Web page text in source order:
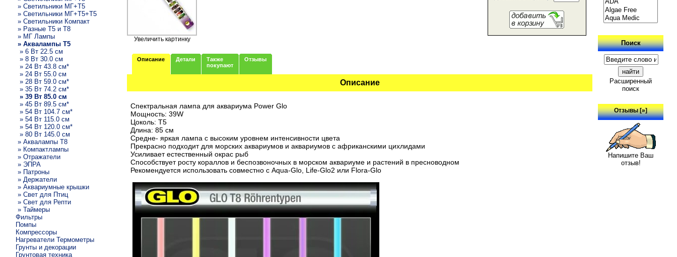
» Светильники МГ+T5
» Светильники МГ+T5+T5
» Светильники Компакт
» Разные T5 и T8
» МГ Лампы
» Аквалампы T5
» 6 Вт 22.5 см
» 8 Вт 30.0 см
» 24 Вт 43.8 см*
» 24 Вт 55.0 см
» 28 Вт 59.0 см*
» 35 Вт 74.2 см*
» 39 Вт 85.0 см
» 45 Вт 89.5 см*
» 54 Вт 104.7 см*
» 54 Вт 115.0 см
» 54 Вт 120.0 см*
» 80 Вт 145.0 см
» Аквалампы T8
» Компактлампы
» Отражатели
» ЭПРА
» Патроны
» Держатели
» Аквариумные крышки
» Свет для Птиц
» Свет для Репти
» Таймеры
Фильтры
Помпы
Компрессоры
Нагреватели Термометры
Грунты и декорации
Грунтовая техника
Увеличить картинку
Описание Детали
Также
покупают
Отзывы
Описание
Спектральная лампа для аквариума Power Glo
Мощность: 39W
Цоколь: Т5
Длина: 85 см
Средне- яркая лампа с высоким уровнем интенсивности цвета
Прекрасно подходит для морских аквариумов и аквариумов с африканскими цихлидами
Усиливает естественный окрас рыб
Способствует росту кораллов и беспозвоночных в морском аквариуме и растений в пресноводном
Рекомендуется использовать совместно с Aqua-Glo, Life-Glo2 или Flora-Glo
Поиск
Расширенный
поиск
Отзывы [»]
Напишите Ваш
отзыв!